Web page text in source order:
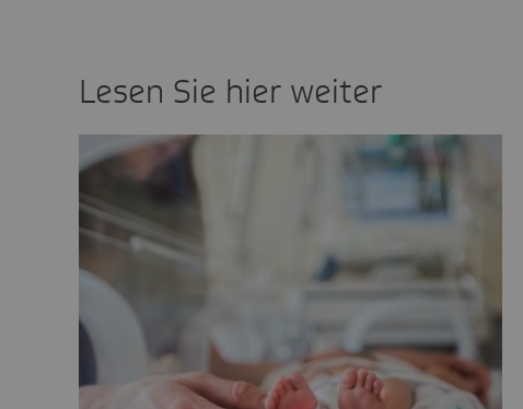
Lesen Sie hier weiter